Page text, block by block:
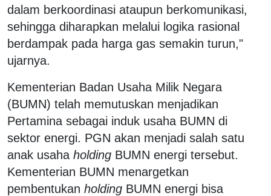
dalam berkoordinasi ataupun berkomunikasi,
sehingga diharapkan melalui logika rasional
berdampak pada harga gas semakin turun,"
ujarnya.
Kementerian Badan Usaha Milik Negara
(BUMN) telah memutuskan menjadikan
Pertamina sebagai induk usaha BUMN di
sektor energi. PGN akan menjadi salah satu
anak usaha holding BUMN energi tersebut.
Kementerian BUMN menargetkan
pembentukan holding BUMN energi bisa